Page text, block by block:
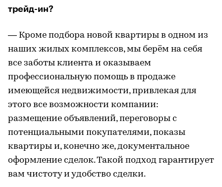
трейд-ин?
— Кроме подбора новой квартиры в одном из
наших жилых комплексов, мы берём на себя
все заботы клиента и оказываем
профессиональную помощь в продаже
имеющейся недвижимости, привлекая для
этого все возможности компании:
размещение объявлений, переговоры с
потенциальными покупателями, показы
квартиры и, конечно же, документальное
оформление сделок. Такой подход гарантирует
вам чистоту и удобство сделки.